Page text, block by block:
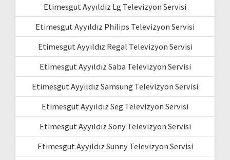
Etimesgut Ayyıldız Lg Televizyon Servisi
Etimesgut Ayyıldız Philips Televizyon Servisi
Etimesgut Ayyıldız Regal Televizyon Servisi
Etimesgut Ayyıldız Saba Televizyon Servisi
Etimesgut Ayyıldız Samsung Televizyon Servisi
Etimesgut Ayyıldız Seg Televizyon Servisi
Etimesgut Ayyıldız Sony Televizyon Servisi
Etimesgut Ayyıldız Sunny Televizyon Servisi